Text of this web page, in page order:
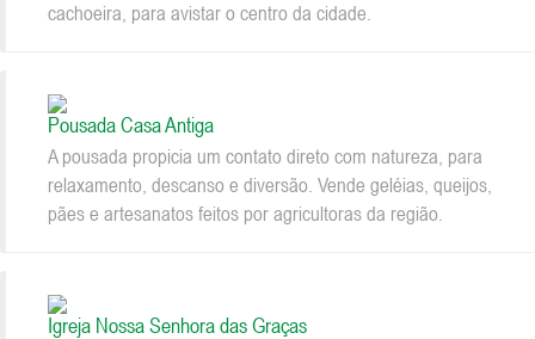
cachoeira, para avistar o centro da cidade.
Pousada Casa Antiga
A pousada propicia um contato direto com natureza, para
relaxamento, descanso e diversão. Vende geléias, queijos,
pães e artesanatos feitos por agricultoras da região.
Igreja Nossa Senhora das Graças